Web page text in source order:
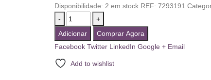
Disponibilidade: 2 em stock REF: 7293191
-
+
Adicionar
Comprar Agora
Facebook Twitter LinkedIn Google + Email
Add to wishlist